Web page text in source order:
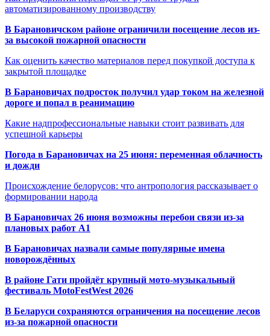
автоматизированному производству
В Барановичском районе ограничили посещение лесов из-
за высокой пожарной опасности
Как оценить качество материалов перед покупкой доступа к
закрытой площадке
В Барановичах подросток получил удар током на железной
дороге и попал в реанимацию
Какие надпрофессиональные навыки стоит развивать для
успешной карьеры
Погода в Барановичах на 25 июня: переменная облачность
и дожди
Происхождение белорусов: что антропология рассказывает о
формировании народа
В Барановичах 26 июня возможны перебои связи из-за
плановых работ A1
В Барановичах назвали самые популярные имена
новорождённых
В районе Гати пройдёт крупный мото-музыкальный
фестиваль MotoFestWest 2026
В Беларуси сохраняются ограничения на посещение лесов
из-за пожарной опасности